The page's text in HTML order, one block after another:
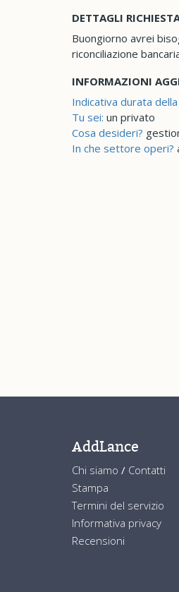
DETTAGLI
Buongiorno avrei
riconciliazione
INFORMAZIONI
Indicativa durata
Tu sei: un privato
Cosa desideri?
In che settore operi?
AddLance
Chi siamo / Contatti
Stampa
Termini del servizio
Informativa privacy
Recensioni